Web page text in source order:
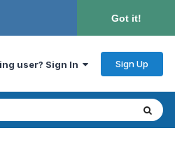
Got it!
user? Sign In Sign Up